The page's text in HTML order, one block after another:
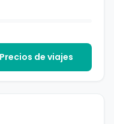
Precios de viajes